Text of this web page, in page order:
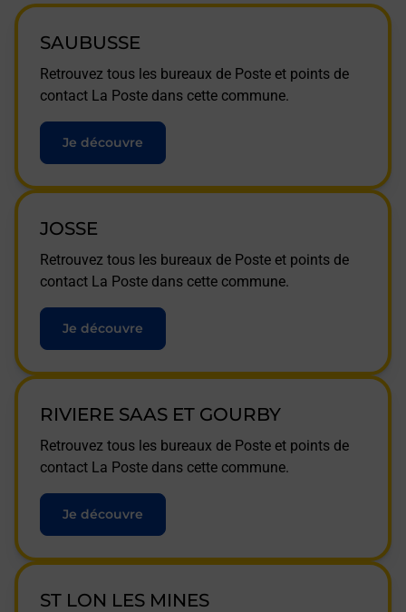
SAUBUSSE
Retrouvez tous les bureaux de Poste et points de
contact La Poste dans cette commune.
Je découvre
JOSSE
Retrouvez tous les bureaux de Poste et points de
contact La Poste dans cette commune.
Je découvre
RIVIERE SAAS ET GOURBY
Retrouvez tous les bureaux de Poste et points de
contact La Poste dans cette commune.
Je découvre
ST LON LES MINES